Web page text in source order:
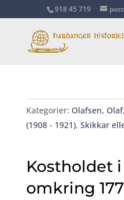
918 45 719
Kategorier: Olafsen, Olaf,
(1908 - 1921), Skikkar
Kostholdet
omkring